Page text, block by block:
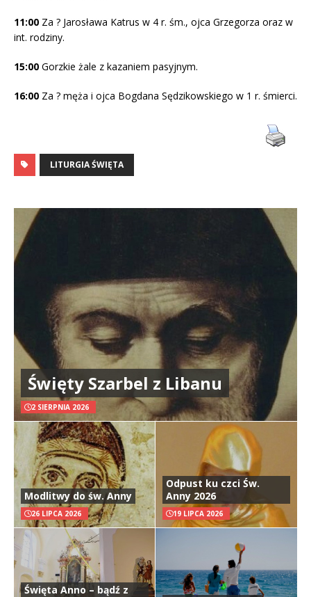
11:00 Za ? Jarosława Katrus w 4 r. śm., ojca Grzegorza oraz w
int. rodziny.
15:00 Gorzkie żale z kazaniem pasyjnym.
16:00 Za ? męża i ojca Bogdana Sędzikowskiego w 1 r. śmierci.
LITURGIA ŚWIĘTA
Święty Szarbel z Libanu
2 SIERPNIA 2026
Modlitwy do św. Anny
26 LIPCA 2026
Odpust ku czci Św.
Anny 2026
19 LIPCA 2026
Święta Anno – bądź z